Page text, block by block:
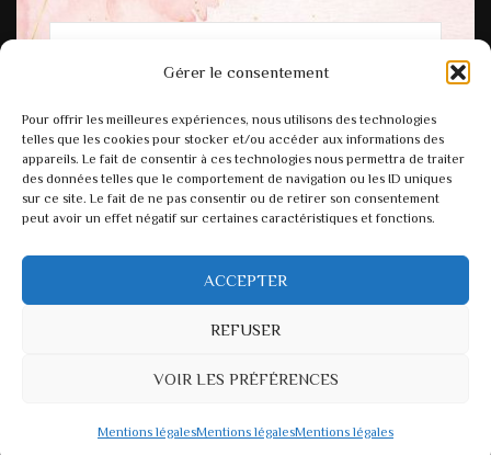
Gérer le consentement
Pour offrir les meilleures expériences, nous utilisons des technologies
telles que les cookies pour stocker et/ou accéder aux informations des
appareils. Le fait de consentir à ces technologies nous permettra de traiter
des données telles que le comportement de navigation ou les ID uniques
sur ce site. Le fait de ne pas consentir ou de retirer son consentement
peut avoir un effet négatif sur certaines caractéristiques et fonctions.
ACCEPTER
REFUSER
VOIR LES PRÉFÉRENCES
Mentions légalesMentions légalesMentions légales
politique de confidentialité.
Atelier Miinsa . Tous droits réservés.
Mentions légales